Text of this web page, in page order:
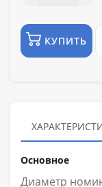
КУПИТЬ
Основное
Диаметр